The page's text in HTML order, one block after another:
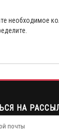
необходимое
НА